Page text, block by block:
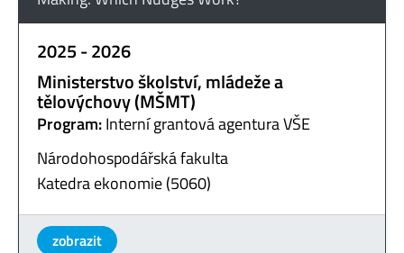
2025 - 2026
Ministerstvo školství, mládeže a
tělovýchovy (MŠMT)
Program:Interní grantová agentura VŠE
Národohospodářská fakulta
Katedra ekonomie (5060)
zobrazit